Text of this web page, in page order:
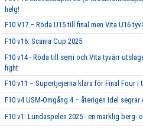
helg!
F10 V17 – Röda U15 till final men Vita U16
F10 v16: Scania Cup 2025
F10 v14 - Röda till semi och Vita tyvärr
fight
F10 v11 – Supertjejerna klara för Final Four i
F10 v4 USM-Omgång 4 – återigen idel segrar
F10 v1: Lundaspelen 2025 - en märklig berg-